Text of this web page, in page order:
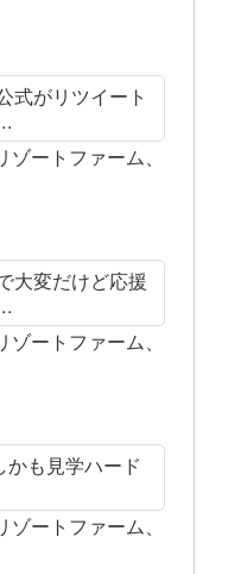
式がリツイート
ゾートファーム、
大変だけど応援
ゾートファーム、
も見学ハード
ゾートファーム、